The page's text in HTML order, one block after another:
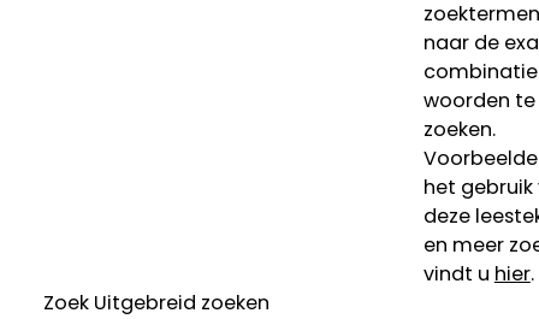
naar de
woorden te
zoeken.
het gebruik
deze
en meer
vindt u hier.
Zoek Uitgebreid zoeken